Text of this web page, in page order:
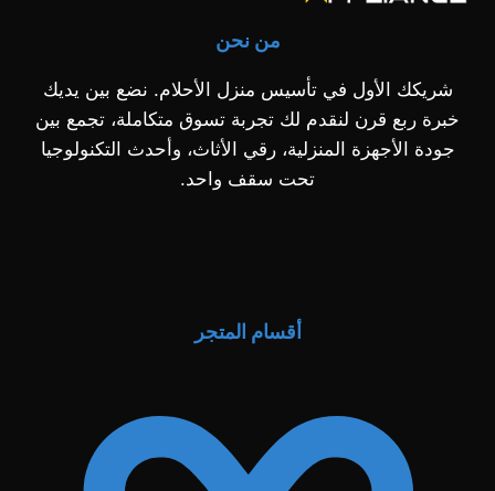
من نحن
شريكك الأول في تأسيس منزل الأحلام. نضع بين يديك
خبرة ربع قرن لنقدم لك تجربة تسوق متكاملة، تجمع بين
جودة الأجهزة المنزلية، رقي الأثاث، وأحدث التكنولوجيا
تحت سقف واحد.
أقسام المتجر